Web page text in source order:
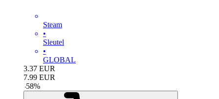
Steam
•
Sleutel
•
GLOBAL
3.37 EUR
7.99 EUR
-58%